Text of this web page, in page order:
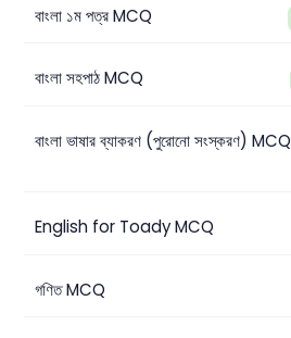
বাংলা ১ম পত্র MCQ
বাংলা সহপাঠ MCQ
বাংলা ভাষার ব্যাকরণ (পুরোনো সংস্করণ) MCQ
English for Toady MCQ
গণিত MCQ